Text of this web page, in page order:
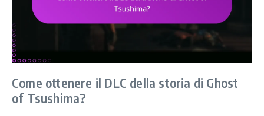
Come ottenere il DLC della storia di Ghost
of Tsushima?